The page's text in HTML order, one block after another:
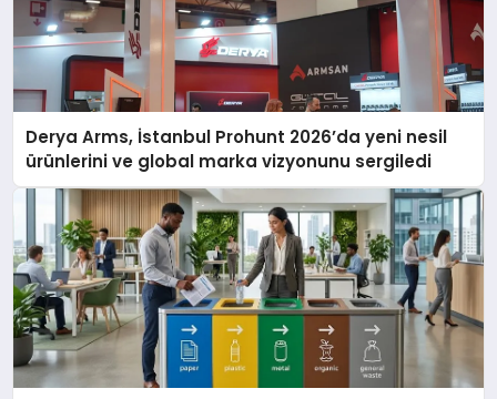
Derya Arms, İstanbul Prohunt 2026’da yeni nesil
ürünlerini ve global marka vizyonunu sergiledi